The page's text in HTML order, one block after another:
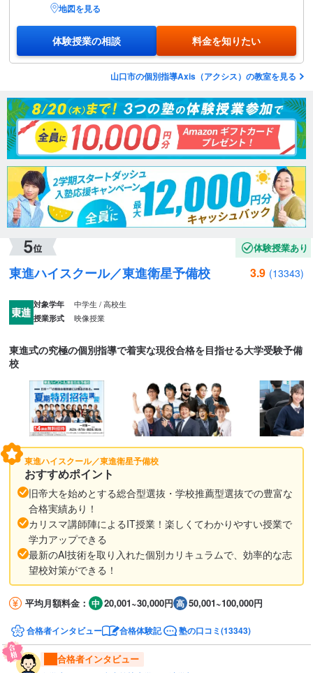
地図を見る
体験授業の相談 料金を知りたい
山口市の個別指導Axis（アクシス）の教室を見る
体験授業あり
東進ハイスクール／東進衛星予備校 3.9 (13343)
対象学年 中学生 / 高校生
授業形式 映像授業
東進式の究極の個別指導で着実な現役合格を目指せる大学受験予備
校
東進ハイスクール／東進衛星予備校
おすすめポイント
旧帝大を始めとする総合型選抜・学校推薦型選抜での豊富な
合格実績あり！
カリスマ講師陣によるIT授業！楽しくてわかりやすい授業で
学力アップできる
最新のAI技術を取り入れた個別カリキュラムで、効率的な志
望校対策ができる！
平均月額料金： 20,001~30,000円 50,001~100,000円
合格者インタビュー 合格体験記 塾の口コミ(13343)
合格者インタビュー